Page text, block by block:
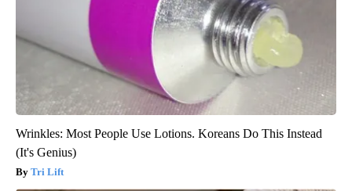
Wrinkles: Most People Use Lotions. Koreans Do This Instead
(It's Genius)
Tri Lift